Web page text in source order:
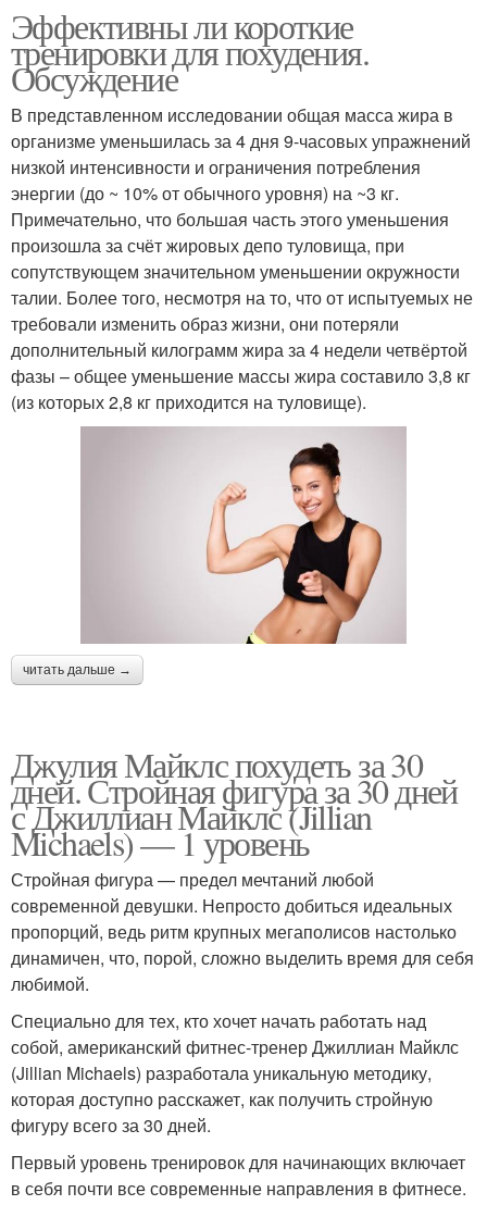
Эффективны ли короткие
тренировки для похудения.
Обсуждение
В представленном исследовании общая масса жира в
организме уменьшилась за 4 дня 9-часовых упражнений
низкой интенсивности и ограничения потребления
энергии (до ~ 10% от обычного уровня) на ~3 кг.
Примечательно, что большая часть этого уменьшения
произошла за счёт жировых депо туловища, при
сопутствующем значительном уменьшении окружности
талии. Более того, несмотря на то, что от испытуемых не
требовали изменить образ жизни, они потеряли
дополнительный килограмм жира за 4 недели четвёртой
фазы – общее уменьшение массы жира составило 3,8 кг
(из которых 2,8 кг приходится на туловище).
читать дальше →
Джулия Майклс похудеть за 30
дней. Стройная фигура за 30 дней
с Джиллиан Майклс (Jillian
Michaels) — 1 уровень
Стройная фигура — предел мечтаний любой
современной девушки. Непросто добиться идеальных
пропорций, ведь ритм крупных мегаполисов настолько
динамичен, что, порой, сложно выделить время для себя
любимой.
Специально для тех, кто хочет начать работать над
собой, американский фитнес-тренер Джиллиан Майклс
(Jillian Michaels) разработала уникальную методику,
которая доступно расскажет, как получить стройную
фигуру всего за 30 дней.
Первый уровень тренировок для начинающих включает
в себя почти все современные направления в фитнесе.